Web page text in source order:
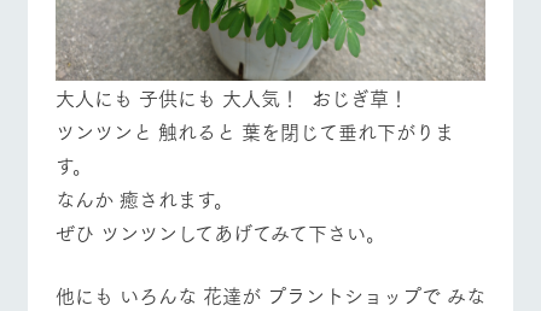
大人にも 子供にも 大人気！ おじぎ草！
ツンツンと 触れると 葉を閉じて垂れ下がりま
す。
なんか 癒されます。
ぜひ ツンツンしてあげてみて下さい。
他にも いろんな 花達が プラントショップで みな